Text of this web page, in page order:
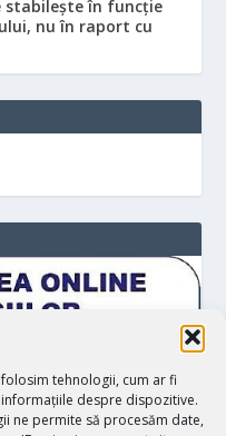
tehnologii, cum ar fi
despre dispozitive.
ne permite să procesăm date,
stabilește în funcție
nu în raport cu